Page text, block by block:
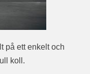
på ett enkelt och
koll.